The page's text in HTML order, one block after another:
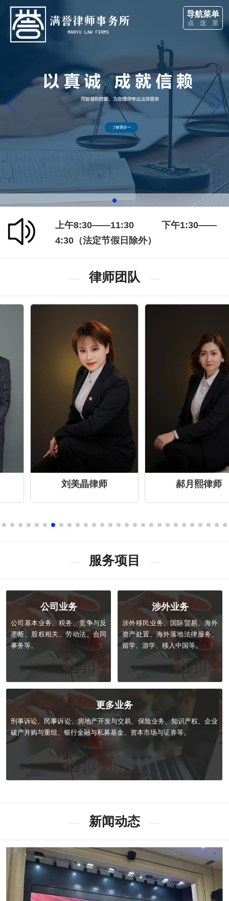
导航菜单
点 这 里
上午8:30——11:30 下午1:30——
4:30（法定节假日除外）
律师团队
刘美晶律师 郝月熙律师
服务项目
公司业务
公司基本业务、税务、竞争与反
垄断、股权相关、劳动法、合同
事务等。
涉外业务
涉外移民业务、国际贸易、海外
资产处置、海外落地法律服务、
留学、游学、移入中国等。
更多业务
刑事诉讼、民事诉讼、房地产开发与交易、保险业务、知识产权、企业
破产并购与重组、银行金融与私募基金、资本市场与证券等。
新闻动态